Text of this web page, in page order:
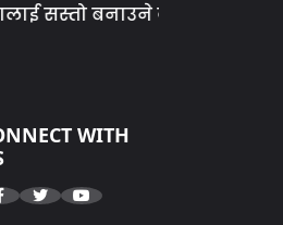
बनाउने काम गर्‍यो : मिराज
WITH